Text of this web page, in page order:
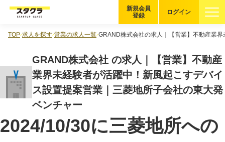
企業を探す
適性診断
スタクラが選ばれる理由
ログイン
新規会員
登録
TOP 求人を探す 営業の求人一覧 GRAND株式会社の求人｜【営業】不動産業
GRAND株式会社 の求人｜【営業】不動産
業界未経験者が活躍中！新風起こすデバイ
ス設置提案営業｜三菱地所子会社の東大発
ベンチャー
2024/10/30に三菱地所への